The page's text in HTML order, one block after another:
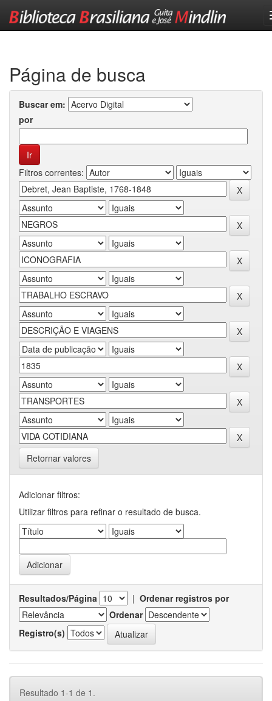
Página de busca
Buscar em:
por
Filtros correntes:
Retornar valores
Adicionar filtros:
Utilizar filtros para refinar o resultado de busca.
Resultados/Página | Ordenar registros por
Ordenar
Registro(s)
Resultado 1-1 de 1.